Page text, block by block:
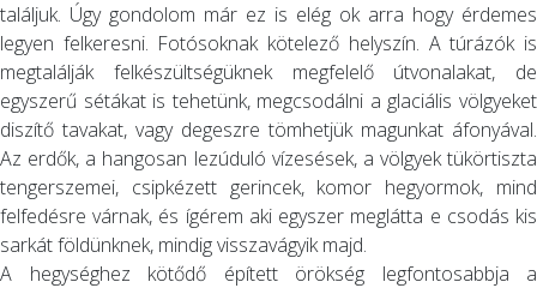
találjuk. Úgy gondolom már ez is elég ok arra hogy érdemes
legyen felkeresni. Fotósoknak kötelező helyszín. A túrázók is
megtalálják felkészültségüknek megfelelő útvonalakat, de
egyszerű sétákat is tehetünk, megcsodálni a glaciális völgyeket
diszítő tavakat, vagy degeszre tömhetjük magunkat áfonyával.
Az erdők, a hangosan lezúduló vízesések, a völgyek tükörtiszta
tengerszemei, csipkézett gerincek, komor hegyormok, mind
felfedésre várnak, és ígérem aki egyszer meglátta e csodás kis
sarkát földünknek, mindig visszavágyik majd.
A hegységhez kötődő épített örökség legfontosabbja a